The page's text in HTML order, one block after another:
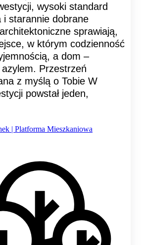
wysoki standard
i starannie dobrane
sprawiają,
w którym codzienność
a dom –
Przestrzeń
z myślą o Tobie W
powstał jeden,
| Platforma Mieszkaniowa